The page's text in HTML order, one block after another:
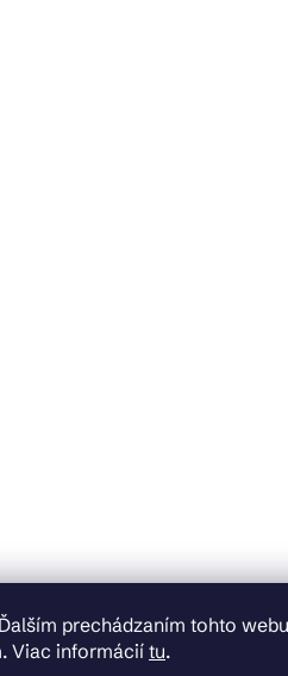
prechádzaním tohto
Viac informácií tu.